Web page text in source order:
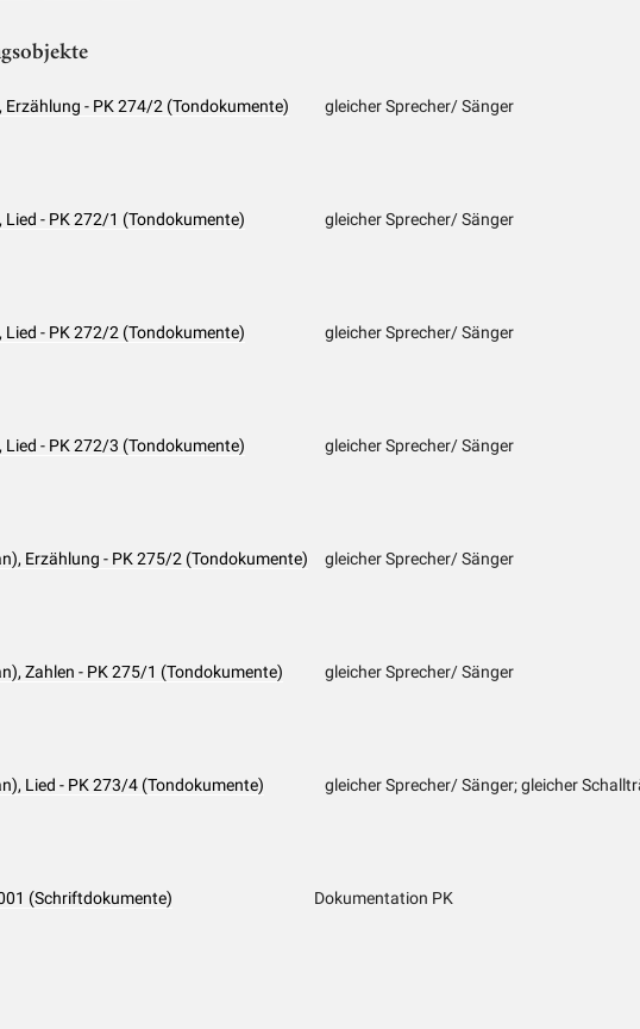
Erzählung - PK 274/2 (Tondokumente) gleicher Sprecher/ Sänger
Lied - PK 272/1 (Tondokumente) gleicher Sprecher/ Sänger
Lied - PK 272/2 (Tondokumente) gleicher Sprecher/ Sänger
Lied - PK 272/3 (Tondokumente) gleicher Sprecher/ Sänger
Erzählung - PK 275/2 (Tondokumente) gleicher Sprecher/ Sänger
Zahlen - PK 275/1 (Tondokumente) gleicher Sprecher/ Sänger
Lied - PK 273/4 (Tondokumente) gleicher Sprecher/ Sänger; gleicher
(Schriftdokumente) Dokumentation PK